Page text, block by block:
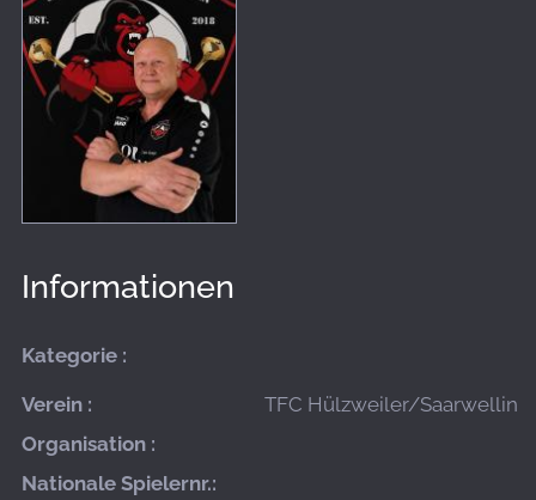
Informationen
Kategorie :
Verein :
TFC Hülzweiler/
Organisation :
Nationale Spielernr.: